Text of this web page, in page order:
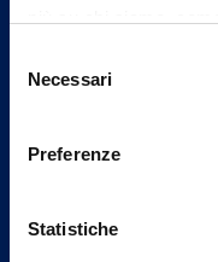
può trovare nel footer
delNecessari
Preferenze
Statistiche